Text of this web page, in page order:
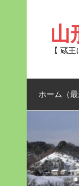
山
【 蔵
ホーム（最